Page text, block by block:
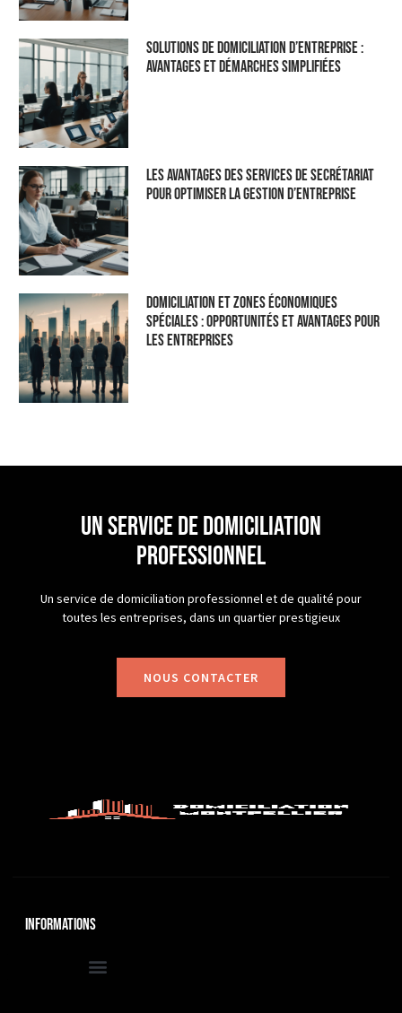
Solutions de domiciliation d’entreprise :
Avantages et démarches simplifiées
Les Avantages des Services de Secrétariat
pour Optimiser la Gestion d’Entreprise
Domiciliation et Zones Économiques
Spéciales : Opportunités et Avantages pour
les Entreprises
un service de domiciliation
professionnel
Un service de domiciliation professionnel et de qualité pour
toutes les entreprises, dans un quartier prestigieux
NOUS CONTACTER
Informations